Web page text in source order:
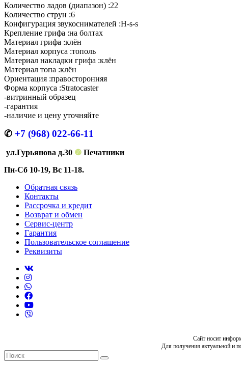
Количество ладов (диапазон) :22
Количество струн :6
Конфигурация звукоснимателей :H-s-s
Крепление грифа :на болтах
Материал грифа :клён
Материал корпуса :тополь
Материал накладки грифа :клён
Материал топа :клён
Ориентация :правосторонняя
Форма корпуса :Stratocaster
-витринный образец
-гарантия
-наличие и цену уточняйте
✆ +7 (968) 022-66-11
ул.Гурьянова д.30 ❿ Печатники
Пн-Сб 10-19, Вс 11-18.
Обратная связь
Контакты
Рассрочка и кредит
Возврат и обмен
Сервис-центр
Гарантия
Пользовательское соглашение
Реквизиты
Сайт носит
Для получения актуальной и